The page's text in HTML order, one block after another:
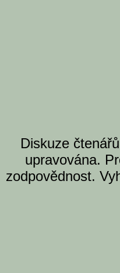
Diskuze
upravována.
zodpovědnost.